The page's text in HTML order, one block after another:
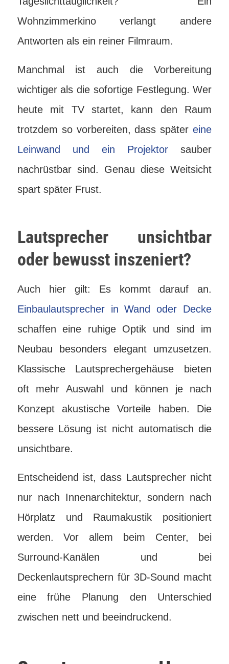
Wohnzimmerkino verlangt andere
Antworten als ein reiner Filmraum.
Manchmal ist auch die Vorbereitung
wichtiger als die sofortige Festlegung. Wer
heute mit TV startet, kann den Raum
trotzdem so vorbereiten, dass spätereine
Leinwand und ein Projektor sauber
nachrüstbar sind. Genau diese Weitsicht
spart später Frust.
Lautsprecher unsichtbar
oder bewusst inszeniert?
Auch hier gilt: Es kommt darauf an.
Einbaulautsprecher in Wand oder Decke
schaffen eine ruhige Optik und sind im
Neubau besonders elegant umzusetzen.
Klassische Lautsprechergehäuse bieten
oft mehr Auswahl und können je nach
Konzept akustische Vorteile haben. Die
bessere Lösung ist nicht automatisch die
unsichtbare.
Entscheidend ist, dass Lautsprecher nicht
nur nach Innenarchitektur, sondern nach
Hörplatz und Raumakustik positioniert
werden. Vor allem beim Center, bei
Surround-Kanälen und bei
Deckenlautsprechern für 3D-Sound macht
eine frühe Planung den Unterschied
zwischen nett und beeindruckend.